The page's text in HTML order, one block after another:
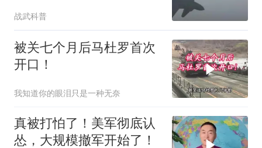
住了
战武科普
被关七个月后马杜罗首次
开口！
我知道你的眼泪只是一种无奈
真被打怕了！美军彻底认
怂，大规模撤军开始了！